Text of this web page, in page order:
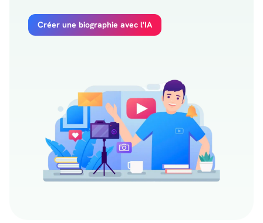
Créer une biographie avec l'IA